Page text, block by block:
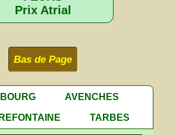
Prix Atrial
Bas de Page
AVENCHES
TARBES